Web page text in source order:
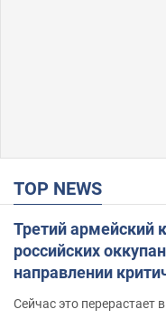
TOP NEWS
Третий армейский
российских
направлении
удалось
Сейчас это перерастает